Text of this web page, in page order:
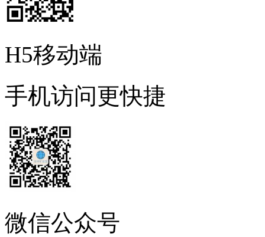
H5移动端
手机访问更快捷
微信公众号